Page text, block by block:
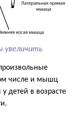
увеличить
числе и мышц
детей в возрасте